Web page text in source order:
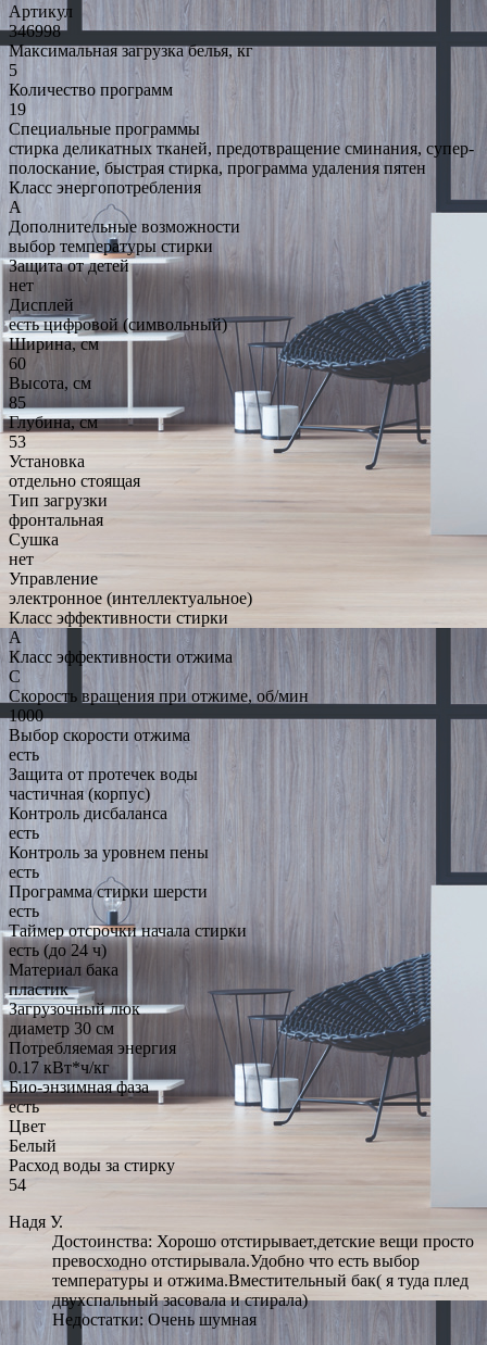
Артикул
346998
Максимальная загрузка белья, кг
5
Количество программ
19
Специальные программы
стирка деликатных тканей, предотвращение сминания, супер-
полоскание, быстрая стирка, программа удаления пятен
Класс энергопотребления
A
Дополнительные возможности
выбор температуры стирки
Защита от детей
нет
Дисплей
есть цифровой (символьный)
Ширина, см
60
Высота, см
85
Глубина, см
53
Установка
отдельно стоящая
Тип загрузки
фронтальная
Сушка
нет
Управление
электронное (интеллектуальное)
Класс эффективности стирки
A
Класс эффективности отжима
C
Скорость вращения при отжиме, об/мин
1000
Выбор скорости отжима
есть
Защита от протечек воды
частичная (корпус)
Контроль дисбаланса
есть
Контроль за уровнем пены
есть
Программа стирки шерсти
есть
Таймер отсрочки начала стирки
есть (до 24 ч)
Материал бака
пластик
Загрузочный люк
диаметр 30 см
Потребляемая энергия
0.17 кВт*ч/кг
Био-энзимная фаза
есть
Цвет
Белый
Расход воды за стирку
54
Надя У.
Достоинства: Хорошо отстирывает,детские вещи просто
превосходно отстирывала.Удобно что есть выбор
температуры и отжима.Вместительный бак( я туда плед
двухспальный засовала и стирала)
Недостатки: Очень шумная